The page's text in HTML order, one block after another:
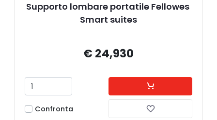
Supporto lombare portatile Fellowes
Smart suites
€ 24,930
Confronta